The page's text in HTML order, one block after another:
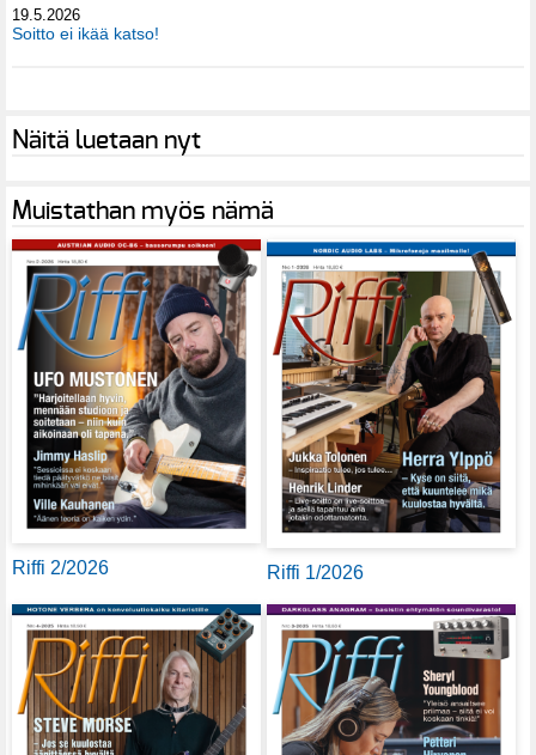
19.5.2026
Soitto ei ikää katso!
Näitä luetaan nyt
Muistathan myös nämä
Riffi 2/2026 Riffi 1/2026